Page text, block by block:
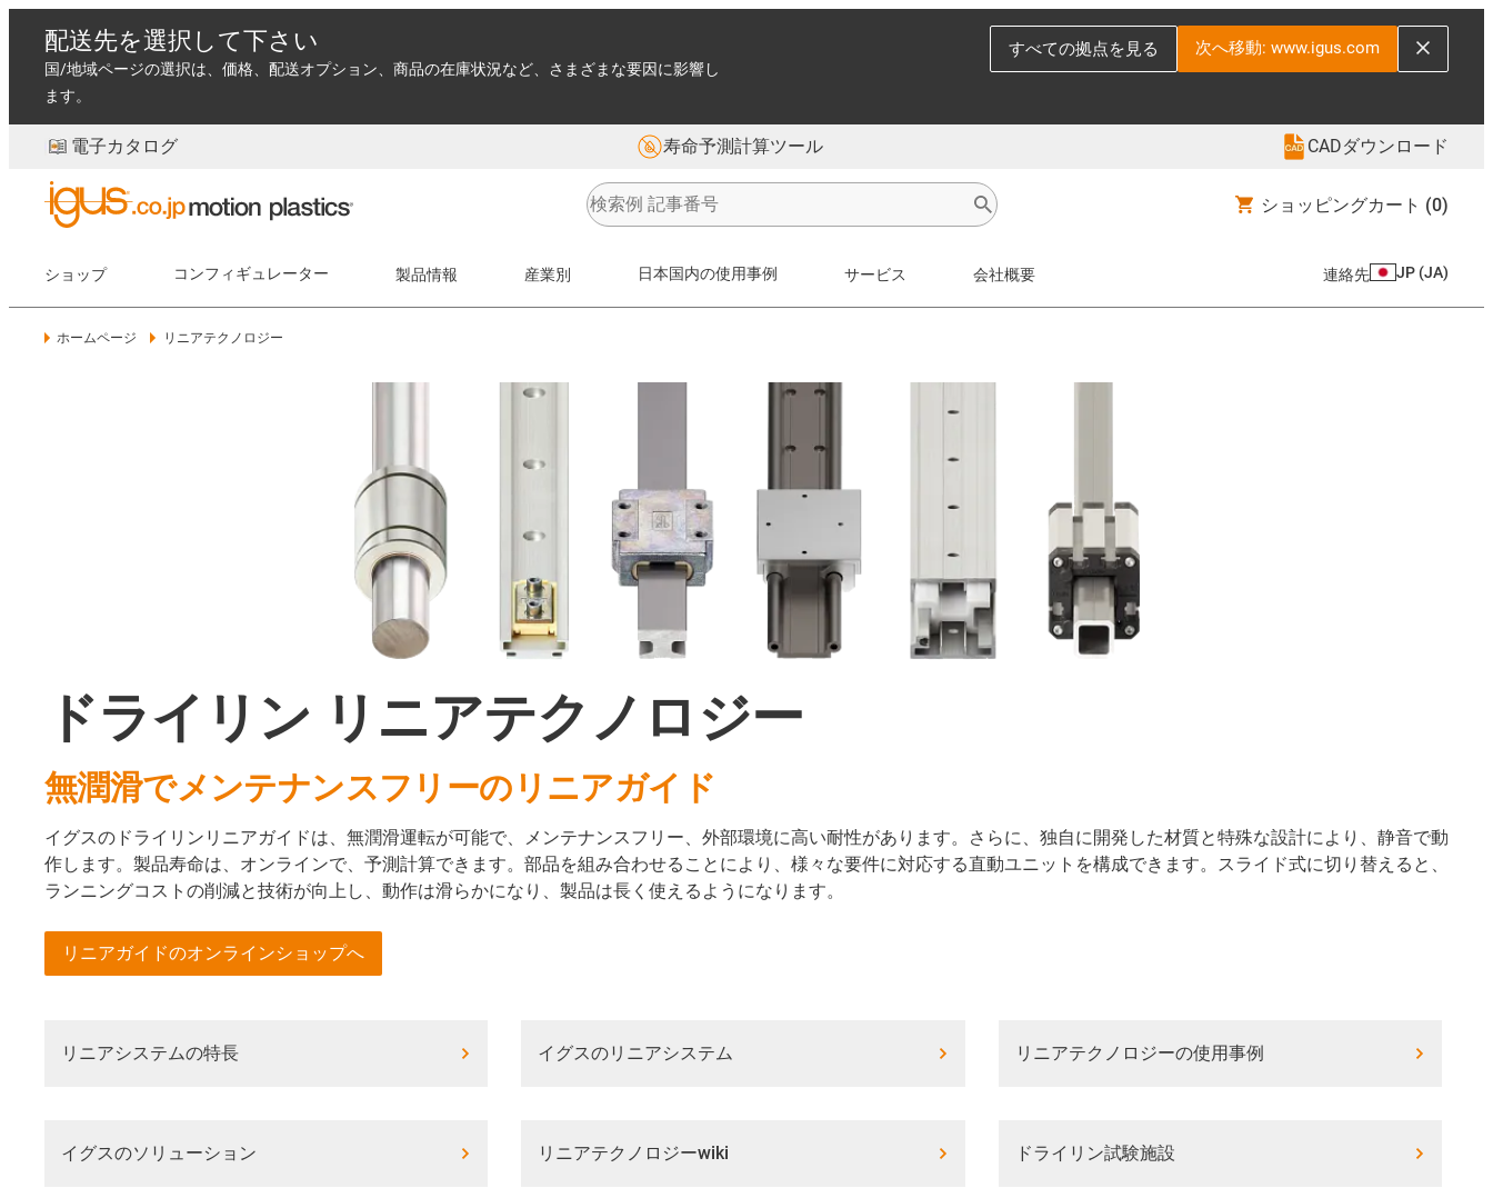
配送先を選択して下さい
国/地域ページの選択は、価格、配送オプション、商品の在庫状況など、さまざまな要因に影響し
ます。
すべての拠点を見る 次へ移動: www.igus.com
電子カタログ 寿命予測計算ツール CADダウンロード
ショッピングカート (0)
ショップ コンフィギュレーター 製品情報 産業別 日本国内の使用事例 サービス 会社概要 連絡先 JP (JA)
ホームページ リニアテクノロジー
ドライリン リニアテクノロジー
無潤滑でメンテナンスフリーのリニアガイド
イグスのドライリンリニアガイドは、無潤滑運転が可能で、メンテナンスフリー、外部環境に高い耐性があります。さらに、独自に開発した材質と特殊な設計により、静音で動
作します。製品寿命は、オンラインで、予測計算できます。部品を組み合わせることにより、様々な要件に対応する直動ユニットを構成できます。スライド式に切り替えると、
ランニングコストの削減と技術が向上し、動作は滑らかになり、製品は長く使えるようになります。
リニアガイドのオンラインショップへ
リニアシステムの特長 イグスのリニアシステム リニアテクノロジーの使用事例
イグスのソリューション リニアテクノロジーwiki ドライリン試験施設